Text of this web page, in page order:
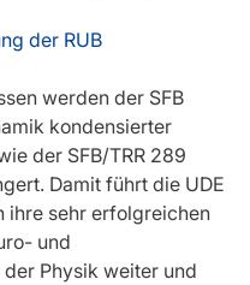
der RUB
werden der SFB
kondensierter
der SFB/TRR 289
Damit führt die UDE
ihre sehr erfolgreichen
und
Physik weiter und